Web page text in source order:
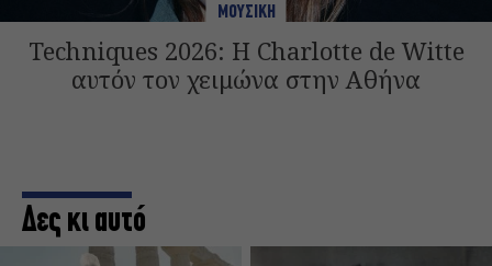
ΜΟΥΣΙΚΗ
Techniques 2026: Η Charlotte de Witte
αυτόν τον χειμώνα στην Αθήνα
Δες κι αυτό